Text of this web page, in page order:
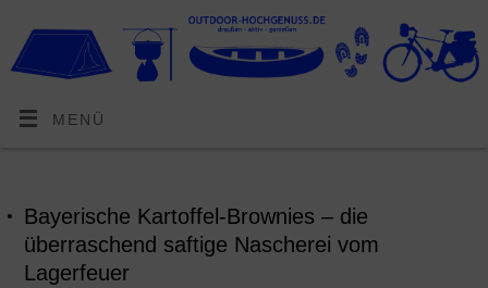
MENÜ
Bayerische Kartoffel-Brownies – die
überraschend saftige Nascherei vom
Lagerfeuer